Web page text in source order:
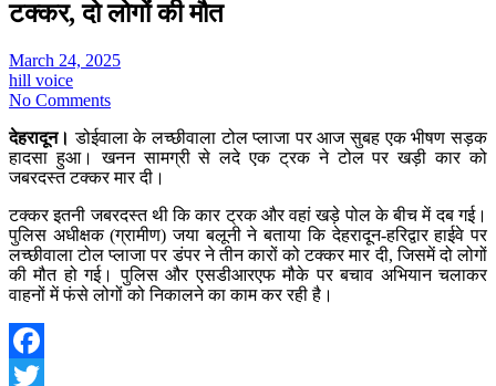
टक्कर, दो लोगों की मौत
March 24, 2025
hill voice
No Comments
देहरादून। डोईवाला के लच्छीवाला टोल प्लाजा पर आज सुबह एक भीषण सड़क
हादसा हुआ। खनन सामग्री से लदे एक ट्रक ने टोल पर खड़ी कार को
जबरदस्त टक्कर मार दी।
टक्कर इतनी जबरदस्त थी कि कार ट्रक और वहां खड़े पोल के बीच में दब गई।
पुलिस अधीक्षक (ग्रामीण) जया बलूनी ने बताया कि देहरादून-हरिद्वार हाईवे पर
लच्छीवाला टोल प्लाजा पर डंपर ने तीन कारों को टक्कर मार दी, जिसमें दो लोगों
की मौत हो गई। पुलिस और एसडीआरएफ मौके पर बचाव अभियान चलाकर
वाहनों में फंसे लोगों को निकालने का काम कर रही है।
Facebook